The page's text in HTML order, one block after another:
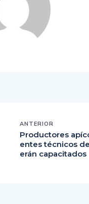
ANTERIOR
Productores
entes técnicos
erán capacitados